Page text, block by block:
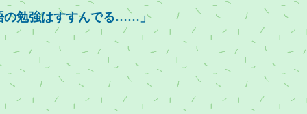
の勉強はすすんでる……」